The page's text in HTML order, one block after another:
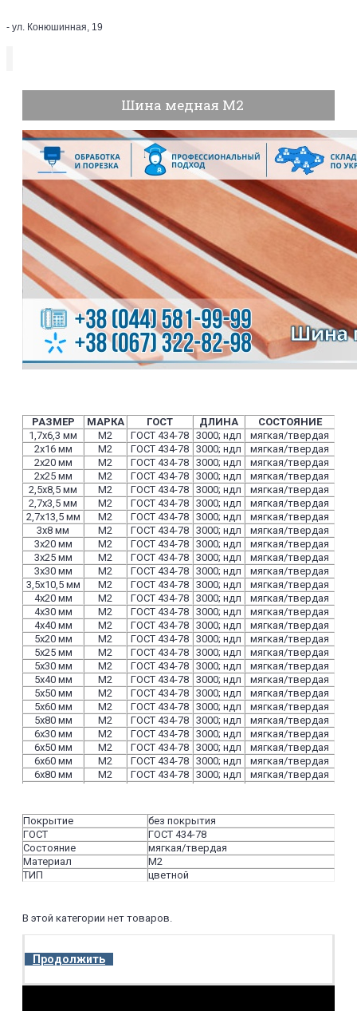
- ул. Конюшинная, 19
Шина медная М2
РАЗМЕР МАРКА ГОСТ ДЛИНА
СОСТОЯНИЕ
1,7х6,3 мм
М2 ГОСТ 434-78 3000; ндл
мягкая/твердая
2х16 мм
М2 ГОСТ 434-78 3000; ндл
мягкая/твердая
2х20 мм
М2 ГОСТ 434-78 3000; ндл
мягкая/твердая
2х25 мм
М2 ГОСТ 434-78 3000; ндл
мягкая/твердая
2,5х8,5 мм
М2 ГОСТ 434-78 3000; ндл
мягкая/твердая
2,7х3,5 мм
М2 ГОСТ 434-78 3000; ндл
мягкая/твердая
2,7х13,5 мм
М2 ГОСТ 434-78 3000; ндл
мягкая/твердая
3х8 мм
М2 ГОСТ 434-78 3000; ндл
мягкая/твердая
3х20 мм
М2 ГОСТ 434-78 3000; ндл
мягкая/твердая
3х25 мм
М2 ГОСТ 434-78 3000; ндл
мягкая/твердая
3х30 мм
М2 ГОСТ 434-78 3000; ндл
мягкая/твердая
3,5х10,5 мм
М2 ГОСТ 434-78 3000; ндл
мягкая/твердая
4х20 мм
М2 ГОСТ 434-78 3000; ндл
мягкая/твердая
4х30 мм
М2 ГОСТ 434-78 3000; ндл
мягкая/твердая
4х40 мм
М2 ГОСТ 434-78 3000; ндл
мягкая/твердая
5х20 мм
М2 ГОСТ 434-78 3000; ндл
мягкая/твердая
5х25 мм
М2 ГОСТ 434-78 3000; ндл
мягкая/твердая
5х30 мм
М2 ГОСТ 434-78 3000; ндл
мягкая/твердая
5х40 мм
М2 ГОСТ 434-78 3000; ндл
мягкая/твердая
5х50 мм
М2 ГОСТ 434-78 3000; ндл
мягкая/твердая
5х60 мм
М2 ГОСТ 434-78 3000; ндл
мягкая/твердая
5х80 мм
М2 ГОСТ 434-78 3000; ндл
мягкая/твердая
6х30 мм
М2 ГОСТ 434-78 3000; ндл
мягкая/твердая
6х50 мм
М2 ГОСТ 434-78 3000; ндл
мягкая/твердая
6х60 мм
М2 ГОСТ 434-78 3000; ндл
мягкая/твердая
6х80 мм
М2 ГОСТ 434-78 3000; ндл
мягкая/твердая
8х60 мм
М2 ГОСТ 434-78 3000; ндл
мягкая/твердая
8х80 мм
М2 ГОСТ 434-78 3000; ндл
мягкая/твердая
10х30 мм
М2 ГОСТ 434-78 3000; ндл
мягкая/твердая
10х50 мм
М2 ГОСТ 434-78 3000; ндл
мягкая/твердая
10х60 мм
М2 ГОСТ 434-78 3000; ндл
мягкая/твердая
ГОСТ 434-78
12х30 мм
М2 ГОСТ 434-78
12х50 мм
М2 ГОСТ 434-78 3000; ндл
мягкая/твердая
12х60 мм
М2
12х80 мм
М2
Покрытие
без покрытия
ГОСТ
ГОСТ 434-78
Состояние
мягкая/твердая
Материал
М2
ТИП
цветной
В этой категории нет товаров.
Продолжить